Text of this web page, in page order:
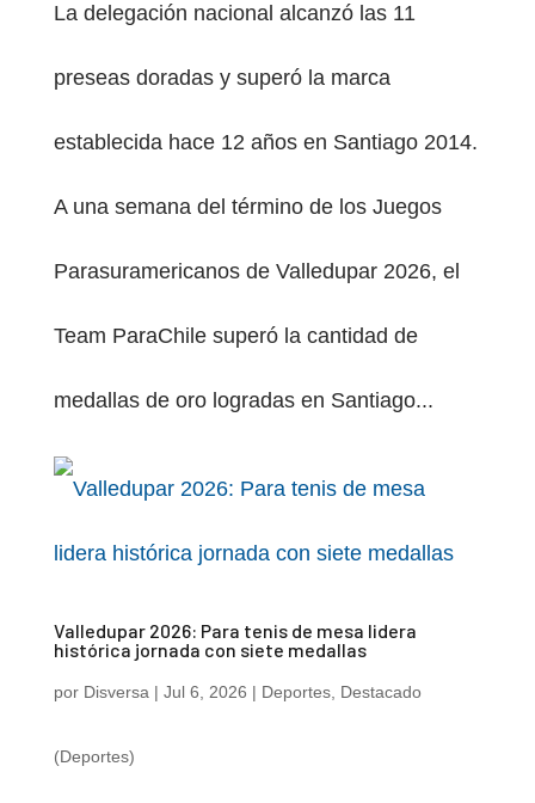
La delegación nacional alcanzó las 11
preseas doradas y superó la marca
establecida hace 12 años en Santiago 2014.
A una semana del término de los Juegos
Parasuramericanos de Valledupar 2026, el
Team ParaChile superó la cantidad de
medallas de oro logradas en Santiago...
Valledupar 2026: Para tenis de mesa lidera
histórica jornada con siete medallas
por Disversa | Jul 6, 2026 | Deportes, Destacado
(Deportes)